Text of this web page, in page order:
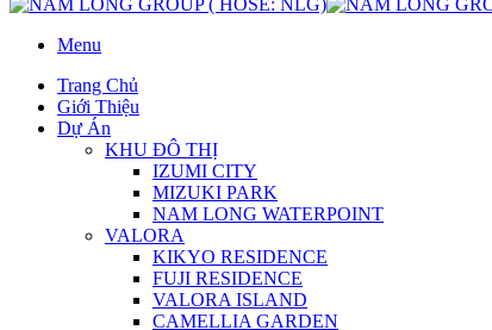
Menu
Trang Chủ
Giới Thiệu
Dự Án
KHU ĐÔ THỊ
IZUMI CITY
MIZUKI PARK
NAM LONG WATERPOINT
VALORA
KIKYO RESIDENCE
FUJI RESIDENCE
VALORA ISLAND
CAMELLIA GARDEN